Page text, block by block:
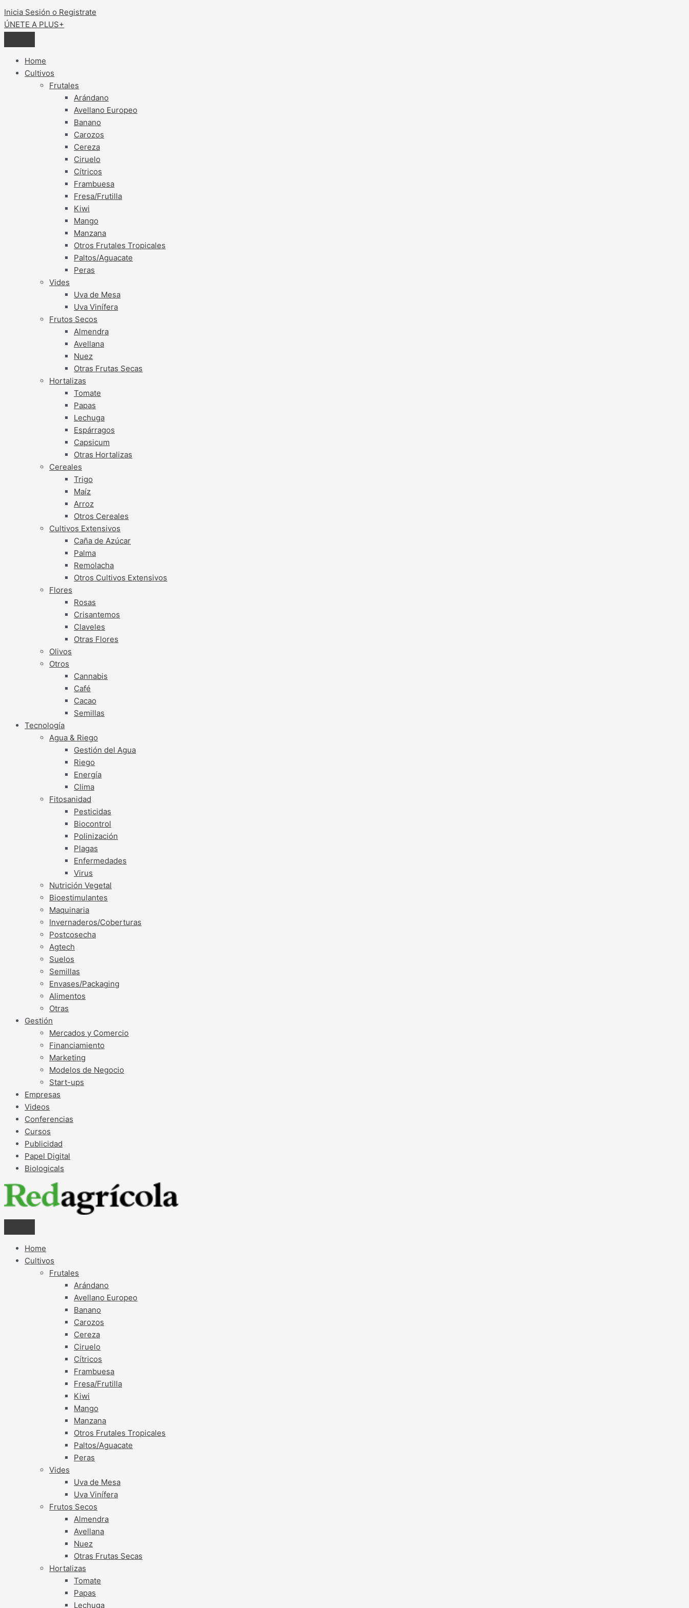
Inicia Sesión o Registrate
ÚNETE A PLUS+
Home
Cultivos
Frutales
Arándano
Avellano Europeo
Banano
Carozos
Cereza
Ciruelo
Cítricos
Frambuesa
Fresa/Frutilla
Kiwi
Mango
Manzana
Otros Frutales Tropicales
Paltos/Aguacate
Peras
Vides
Uva de Mesa
Uva Vinífera
Frutos Secos
Almendra
Avellana
Nuez
Otras Frutas Secas
Hortalizas
Tomate
Papas
Lechuga
Espárragos
Capsicum
Otras Hortalizas
Cereales
Trigo
Maíz
Arroz
Otros Cereales
Cultivos Extensivos
Caña de Azúcar
Palma
Remolacha
Otros Cultivos Extensivos
Flores
Rosas
Crisantemos
Claveles
Otras Flores
Olivos
Otros
Cannabis
Café
Cacao
Semillas
Tecnología
Agua & Riego
Gestión del Agua
Riego
Energía
Clima
Fitosanidad
Pesticidas
Biocontrol
Polinización
Plagas
Enfermedades
Virus
Nutrición Vegetal
Bioestimulantes
Maquinaria
Invernaderos/Coberturas
Postcosecha
Agtech
Suelos
Semillas
Envases/Packaging
Alimentos
Otras
Gestión
Mercados y Comercio
Financiamiento
Marketing
Modelos de Negocio
Start-ups
Empresas
Videos
Conferencias
Cursos
Publicidad
Papel Digital
Biologicals
Home
Cultivos
Frutales
Arándano
Avellano Europeo
Banano
Carozos
Cereza
Ciruelo
Cítricos
Frambuesa
Fresa/Frutilla
Kiwi
Mango
Manzana
Otros Frutales Tropicales
Paltos/Aguacate
Peras
Vides
Uva de Mesa
Uva Vinífera
Frutos Secos
Almendra
Avellana
Nuez
Otras Frutas Secas
Hortalizas
Tomate
Papas
Lechuga